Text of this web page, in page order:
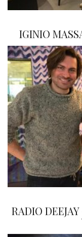
IGINIO
RADIO